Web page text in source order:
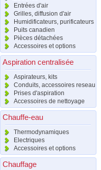
Entrées d'air
Grilles, diffusion d'air
Humidificateurs, purificateurs
Puits canadien
Pièces détachées
Accessoires et options
Aspiration centralisée
Aspirateurs, kits
Conduits, accessoires reseau
Prises d'aspiration
Accessoires de nettoyage
Chauffe-eau
Thermodynamiques
Electriques
Accessoires et options
Chauffage